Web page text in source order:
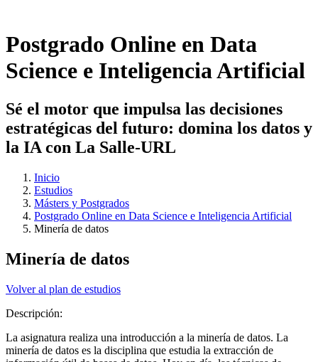
Postgrado Online en Data
Science e Inteligencia Artificial
Sé el motor que impulsa las decisiones
estratégicas del futuro: domina los datos y
la IA con La Salle-URL
Inicio
Estudios
Másters y Postgrados
Postgrado Online en Data Science e Inteligencia Artificial
Minería de datos
Minería de datos
Volver al plan de estudios
Descripción:
La asignatura realiza una introducción a la minería de datos. La
minería de datos es la disciplina que estudia la extracción de